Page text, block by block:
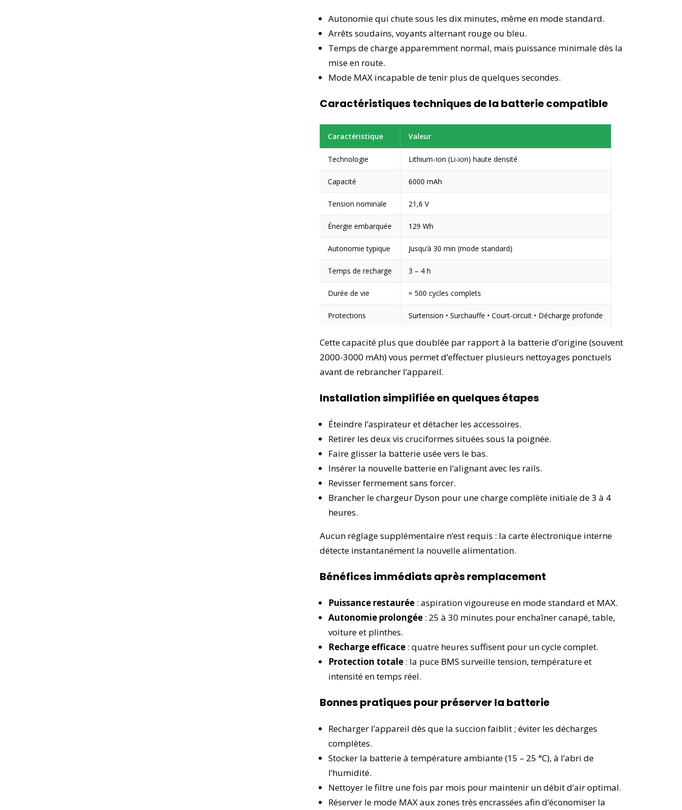
Autonomie qui chute sous les dix minutes, même en mode standard.
Arrêts soudains, voyants alternant rouge ou bleu.
Temps de charge apparemment normal, mais puissance minimale dès la
mise en route.
Mode MAX incapable de tenir plus de quelques secondes.
Caractéristiques techniques de la batterie compatible
Caractéristique Valeur
Technologie Lithium-Ion (Li-ion) haute densité
Capacité 6000 mAh
Tension nominale 21,6 V
Énergie embarquée 129 Wh
Autonomie typique Jusqu’à 30 min (mode standard)
Temps de recharge 3 – 4 h
Durée de vie ≈ 500 cycles complets
Protections Surtension • Surchauffe • Court-circuit • Décharge profonde
Cette capacité plus que doublée par rapport à la batterie d’origine (souvent
2000-3000 mAh) vous permet d’effectuer plusieurs nettoyages ponctuels
avant de rebrancher l’appareil.
Installation simplifiée en quelques étapes
Éteindre l’aspirateur et détacher les accessoires.
Retirer les deux vis cruciformes situées sous la poignée.
Faire glisser la batterie usée vers le bas.
Insérer la nouvelle batterie en l’alignant avec les rails.
Revisser fermement sans forcer.
Brancher le chargeur Dyson pour une charge complète initiale de 3 à 4
heures.
Aucun réglage supplémentaire n’est requis : la carte électronique interne
détecte instantanément la nouvelle alimentation.
Bénéfices immédiats après remplacement
Puissance restaurée : aspiration vigoureuse en mode standard et MAX.
Autonomie prolongée : 25 à 30 minutes pour enchaîner canapé, table,
voiture et plinthes.
Recharge efficace : quatre heures suffisent pour un cycle complet.
Protection totale : la puce BMS surveille tension, température et
intensité en temps réel.
Bonnes pratiques pour préserver la batterie
Recharger l’appareil dès que la succion faiblit ; éviter les décharges
complètes.
Stocker la batterie à température ambiante (15 – 25 °C), à l’abri de
l’humidité.
Nettoyer le filtre une fois par mois pour maintenir un débit d’air optimal.
Réserver le mode MAX aux zones très encrassées afin d’économiser la